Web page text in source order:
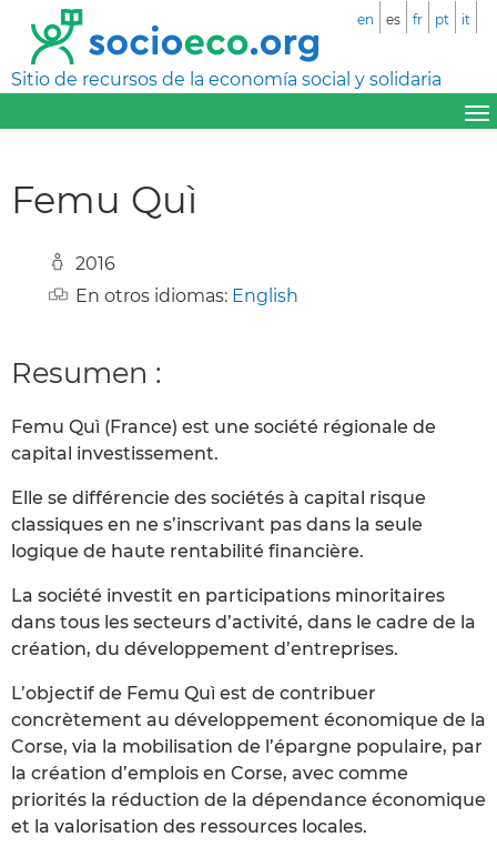
Sitio de recursos de la economía social y solidaria
en es fr pt it
Femu Quì
2016
En otros idiomas: English
Resumen :
Femu Quì (France) est une société régionale de
capital investissement.
Elle se différencie des sociétés à capital risque
classiques en ne s’inscrivant pas dans la seule
logique de haute rentabilité financière.
La société investit en participations minoritaires
dans tous les secteurs d’activité, dans le cadre de la
création, du développement d’entreprises.
L’objectif de Femu Quì est de contribuer
concrètement au développement économique de la
Corse, via la mobilisation de l’épargne populaire, par
la création d’emplois en Corse, avec comme
priorités la réduction de la dépendance économique
et la valorisation des ressources locales.